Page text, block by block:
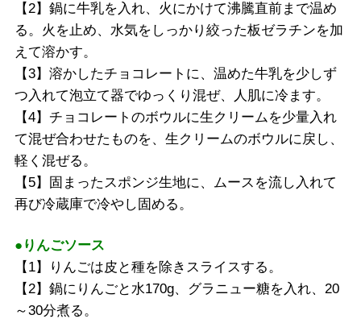
【2】鍋に牛乳を入れ、火にかけて沸騰直前まで温め
る。火を止め、水気をしっかり絞った板ゼラチンを加
えて溶かす。
【3】溶かしたチョコレートに、温めた牛乳を少しず
つ入れて泡立て器でゆっくり混ぜ、人肌に冷ます。
【4】チョコレートのボウルに生クリームを少量入れ
て混ぜ合わせたものを、生クリームのボウルに戻し、
軽く混ぜる。
【5】固まったスポンジ生地に、ムースを流し入れて
再び冷蔵庫で冷やし固める。
●りんごソース
【1】りんごは皮と種を除きスライスする。
【2】鍋にりんごと水170g、グラニュー糖を入れ、20
～30分煮る。